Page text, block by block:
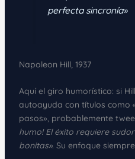
perfecta sincronía»
Napoleon Hill, 1937
Aquí el giro humorístico: si
autoayuda con títulos como
pasos», probablemente
humo! El éxito requiere
bonitas». Su enfoque